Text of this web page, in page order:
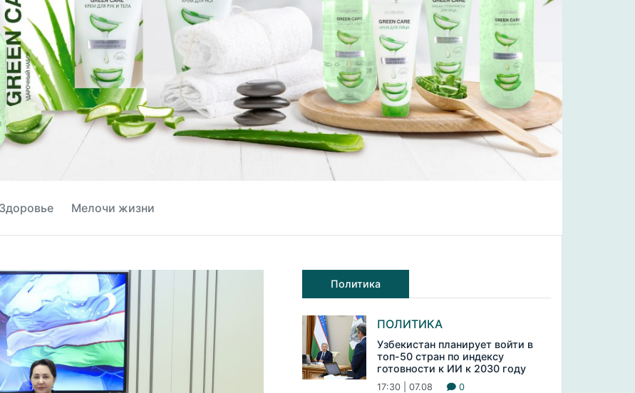
Здоровье Мелочи жизни
Политика
ПОЛИТИКА
Узбекистан планирует войти в
топ-50 стран по индексу
готовности к ИИ к 2030 году
17:30 | 07.08 0